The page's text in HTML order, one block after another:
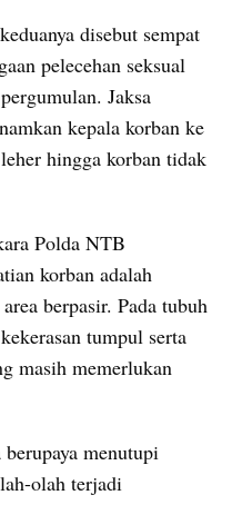
disebut sempat
pelecehan seksual
Jaksa
kepala korban ke
hingga korban tidak
Polda NTB
korban adalah
berpasir. Pada tubuh
tumpul serta
masih memerlukan
menutupi
olah terjadi